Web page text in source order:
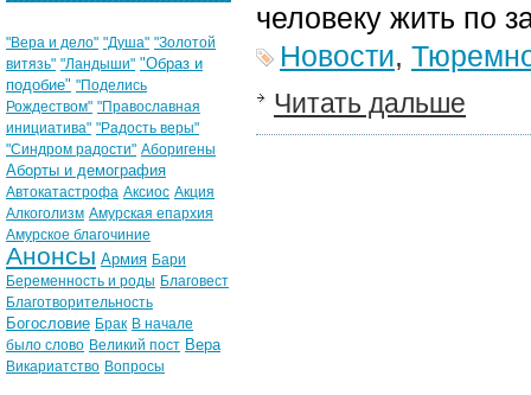
человеку жить по
Новости,
Читать дальше
"Вера и дело" "Душа" "Золотой
витязь" "Ландыши" "Образ и
подобие" "Поделись
Рождеством" "Православная
инициатива" "Радость веры"
"Синдром радости" Аборигены
Аборты и демография
Автокатастрофа Аксиос Акция
Алкоголизм Амурская епархия
Амурское благочиние
Анонсы Армия Бари
Беременность и роды Благовест
Благотворительность
Богословие Брак В начале
было слово Великий пост Вера
Викариатство Вопросы